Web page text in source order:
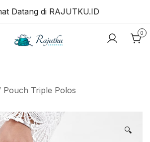
Datang di RAJUTKU.ID
0
Pouch Triple Polos
🔍